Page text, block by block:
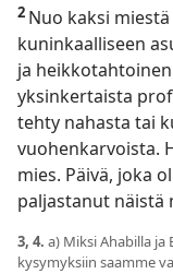
2 Nuo kaksi
kuninkaalliseen
ja
yksinkertaista
tehty nahasta tai
vuohenkarvoista.
mies. Päivä, joka
paljastanut näistä
3, 4. a) Miksi Ahabilla
kysymyksiin saamme